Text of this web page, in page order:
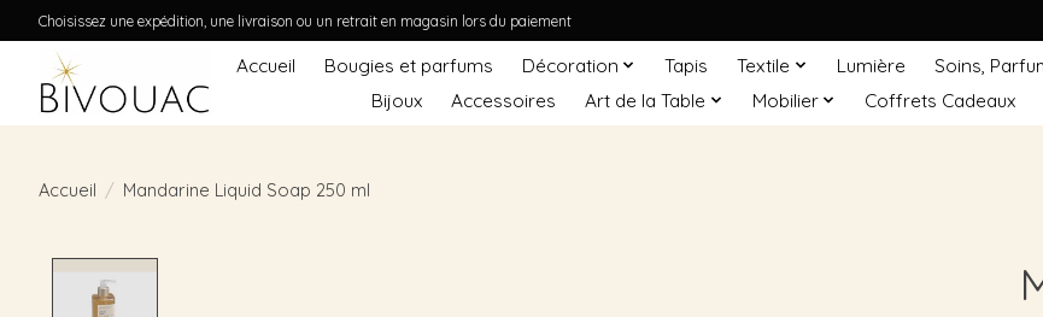
Choisissez une expédition, une livraison ou un retrait en magasin lors du paiement
Accueil Bougies et parfums Décoration Tapis Textile Lumière Soins,
Bijoux
Accessoires Art de la Table Mobilier Coffrets Cadeaux
Accueil / Mandarine Liquid Soap 250 ml